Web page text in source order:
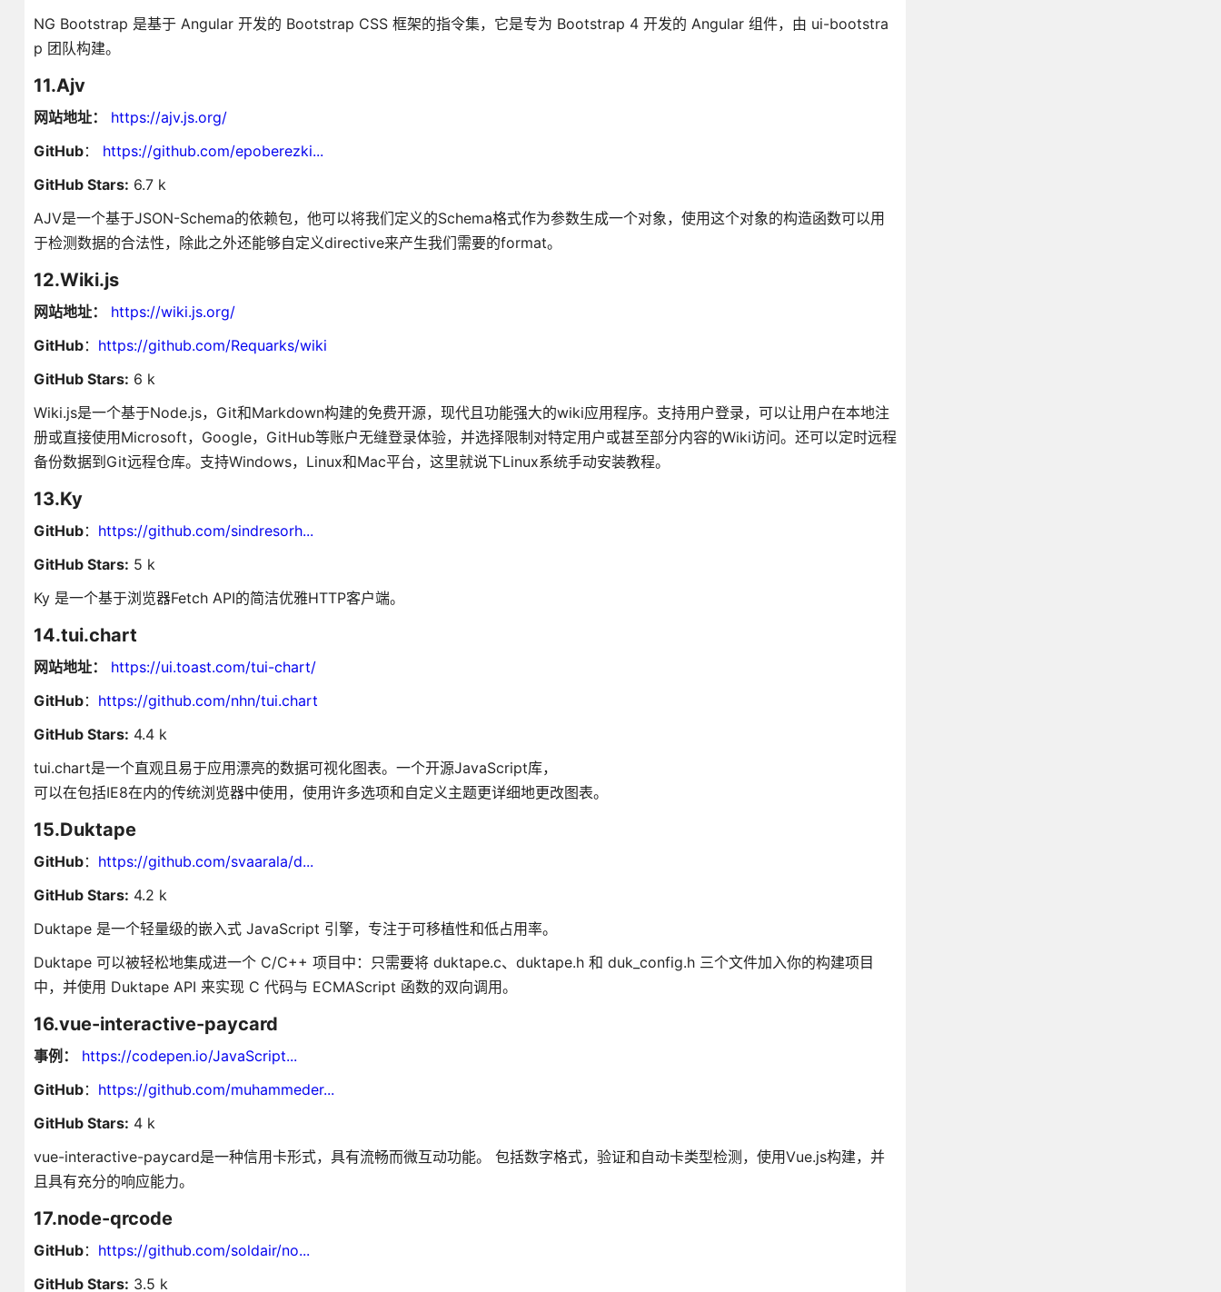
NG Bootstrap 是基于 Angular 开发的 Bootstrap CSS 框架的指令集，它是专为 Bootstrap 4 开发的 Angular 组件，由 ui-bootstra
p 团队构建。
11.Ajv
网站地址：
https://ajv.js.org/
GitHub： https://github.com/epoberezki...
GitHub Stars: 6.7 k
AJV是一个基于JSON-Schema的依赖包，他可以将我们定义的Schema格式作为参数生成一个对象，使用这个对象的构造函数可以用
于检测数据的合法性，除此之外还能够自定义directive来产生我们需要的format。
12.Wiki.js
网站地址：
https://wiki.js.org/
GitHub： https://github.com/Requarks/wiki
GitHub Stars: 6 k
Wiki.js是一个基于Node.js，Git和Markdown构建的免费开源，现代且功能强大的wiki应用程序。支持用户登录，可以让用户在本地注
册或直接使用Microsoft，Google，GitHub等账户无缝登录体验，并选择限制对特定用户或甚至部分内容的Wiki访问。还可以定时远程
备份数据到Git远程仓库。支持Windows，Linux和Mac平台，这里就说下Linux系统手动安装教程。
13.Ky
GitHub： https://github.com/sindresorh...
GitHub Stars: 5 k
Ky 是一个基于浏览器Fetch API的简洁优雅HTTP客户端。
14.tui.chart
网站地址：
https://ui.toast.com/tui-chart/
GitHub： https://github.com/nhn/tui.chart
GitHub Stars: 4.4 k
tui.chart是一个直观且易于应用漂亮的数据可视化图表。一个开源JavaScript库，
可以在包括IE8在内的传统浏览器中使用，使用许多选项和自定义主题更详细地更改图表。
15.Duktape
GitHub： https://github.com/svaarala/d...
GitHub Stars: 4.2 k
Duktape 是一个轻量级的嵌入式 JavaScript 引擎，专注于可移植性和低占用率。
Duktape 可以被轻松地集成进一个 C/C++ 项目中：只需要将 duktape.c、duktape.h 和 duk_config.h 三个文件加入你的构建项目
中，并使用 Duktape API 来实现 C 代码与 ECMAScript 函数的双向调用。
16.vue-interactive-paycard
事例：
https://codepen.io/JavaScript...
GitHub： https://github.com/muhammeder...
GitHub Stars: 4 k
vue-interactive-paycard是一种信用卡形式，具有流畅而微互动功能。 包括数字格式，验证和自动卡类型检测，使用Vue.js构建，并
且具有充分的响应能力。
17.node-qrcode
GitHub： https://github.com/soldair/no...
GitHub Stars: 3.5 k